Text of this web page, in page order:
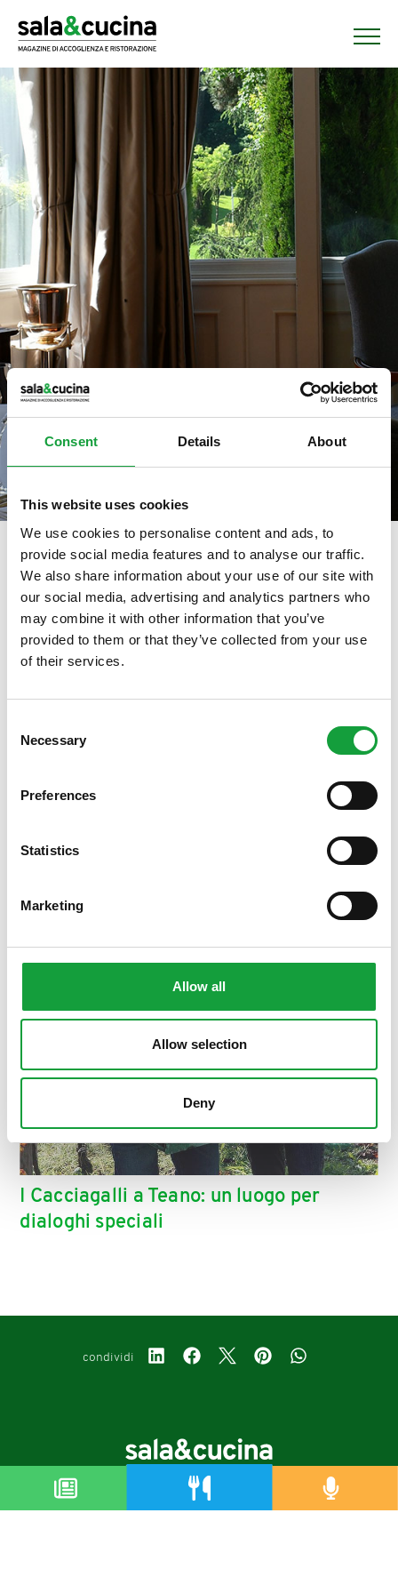
Consent Details About
This website uses cookies
We use cookies to personalise content and ads, to
provide social media features and to analyse our traffic.
We also share information about your use of our site with
our social media, advertising and analytics partners who
may combine it with other information that you’ve
provided to them or that they’ve collected from your use
of their services.
Selection
Necessary
Preferences
Statistics
Marketing
Allow all
Allow selection
Deny
tag directory > cantina cacciagalli
cantina Cacciagalli
I Cacciagalli a Teano: un luogo per
dialoghi speciali
condividi
Copyright © 2019-2026
ISCRIVITI ALLA NEWSLETTER
Resta aggiornato su tutte le ultime novita nel campo